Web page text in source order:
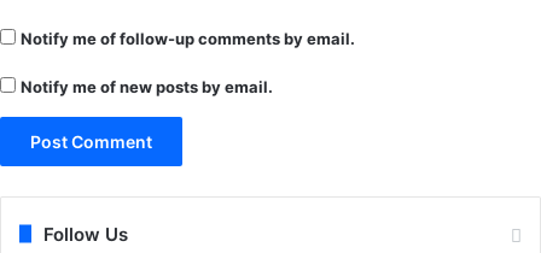
Notify me of follow-up comments by email.
Notify me of new posts by email.
Follow Us